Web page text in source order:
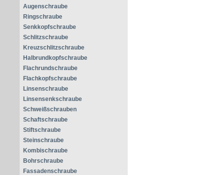
Augenschraube
Ringschraube
Senkkopfschraube
Schlitzschraube
Kreuzschlitzschraube
Halbrundkopfschraube
Flachrundschraube
Flachkopfschraube
Linsenschraube
Linsensenkschraube
Schweißschrauben
Schaftschraube
Stiftschraube
Steinschraube
Kombischraube
Bohrschraube
Fassadenschraube